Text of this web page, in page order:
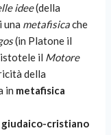
idee(della
una metafisicache
(in Platone il
il Motore
della
in metafisica
cristiano